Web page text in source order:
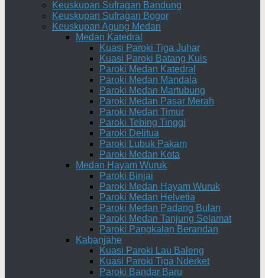
Keuskupan Sufragan Bandung
Keuskupan Sufragan Bogor
Keuskupan Agung Medan
Medan Katedral
Kuasi Paroki Tiga Juhar
Kuasi Paroki Batang Kuis
Paroki Medan Katedral
Paroki Medan Mandala
Paroki Medan Martubung
Paroki Medan Pasar Merah
Paroki Medan Timur
Paroki Tebing Tinggi
Paroki Delitua
Paroki Lubuk Pakam
Paroki Medan Kota
Medan Hayam Wuruk
Paroki Binjai
Paroki Medan Hayam Wuruk
Paroki Medan Helvetia
Paroki Medan Padang Bulan
Paroki Medan Tanjung Selamat
Paroki Pangkalan Berandan
Kabanjahe
Kuasi Paroki Lau Baleng
Kuasi Paroki Tiga Nderket
Paroki Bandar Baru